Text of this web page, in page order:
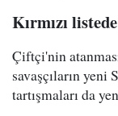
Kırmızı
Çiftçi'nin
savaşçıların
tartışmaları da